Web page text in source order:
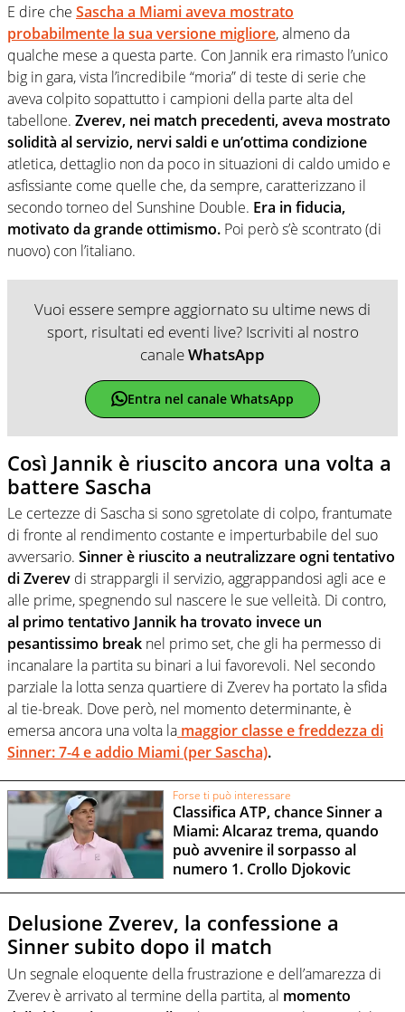
E dire che Sascha a Miami aveva mostrato
probabilmente la sua versione migliore, almeno da
qualche mese a questa parte. Con Jannik era rimasto l’unico
big in gara, vista l’incredibile “moria” di teste di serie che
aveva colpito sopattutto i campioni della parte alta del
tabellone. Zverev, nei match precedenti, aveva mostrato
solidità al servizio, nervi saldi e un’ottima condizione
atletica, dettaglio non da poco in situazioni di caldo umido e
asfissiante come quelle che, da sempre, caratterizzano il
secondo torneo del Sunshine Double. Era in fiducia,
motivato da grande ottimismo. Poi però s’è scontrato (di
nuovo) con l’italiano.
Vuoi essere sempre aggiornato su ultime news di
sport, risultati ed eventi live? Iscriviti al nostro
canaleWhatsApp
Entra nel canale WhatsApp
Così Jannik è riuscito ancora una volta a
battere Sascha
Le certezze di Sascha si sono sgretolate di colpo, frantumate
di fronte al rendimento costante e imperturbabile del suo
avversario. Sinner è riuscito a neutralizzare ogni tentativo
di Zverev di strappargli il servizio, aggrappandosi agli ace e
alle prime, spegnendo sul nascere le sue velleità. Di contro,
al primo tentativo Jannik ha trovato invece un
pesantissimo break nel primo set, che gli ha permesso di
incanalare la partita su binari a lui favorevoli. Nel secondo
parziale la lotta senza quartiere di Zverev ha portato la sfida
al tie-break. Dove però, nel momento determinante, è
emersa ancora una volta la maggior classe e freddezza di
Sinner: 7-4 e addio Miami (per Sascha).
Forse ti può interessare
Classifica ATP, chance Sinner a
Miami: Alcaraz trema, quando
può avvenire il sorpasso al
numero 1. Crollo Djokovic
Delusione Zverev, la confessione a
Sinner subito dopo il match
Un segnale eloquente della frustrazione e dell’amarezza di
Zverev è arrivato al termine della partita, al momento